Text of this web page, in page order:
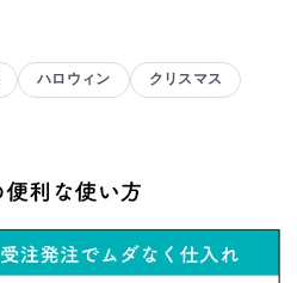
ハロウィン クリスマス